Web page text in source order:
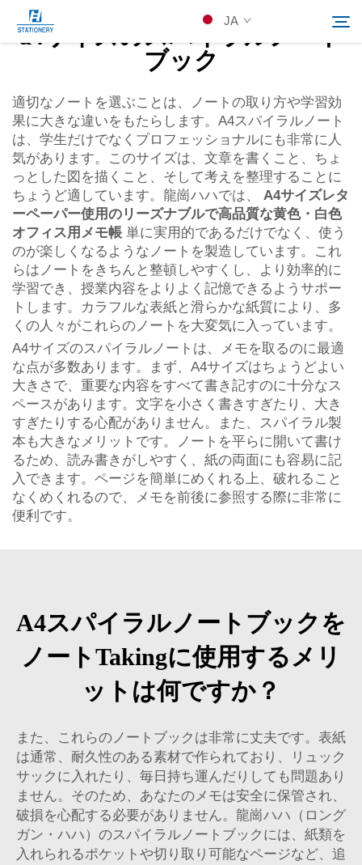
JA
製品
会社概要
カスタムソリューション
リソース
Kontakuto Us
検索
a4サイズのスパイラルノート
ブック
適切なノートを選ぶことは、ノートの取り方や学習効
果に大きな違いをもたらします。A4スパイラルノート
は、学生だけでなくプロフェッショナルにも非常に人
気があります。このサイズは、文章を書くこと、ちょ
っとした図を描くこと、そして考えを整理することに
ちょうど適しています。龍崗ハハでは、 A4サイズレタ
ーペーパー使用のリーズナブルで高品質な黄色・白色
オフィス用メモ帳 単に実用的であるだけでなく、使う
のが楽しくなるようなノートを製造しています。これ
らはノートをきちんと整頓しやすくし、より効率的に
学習でき、授業内容をよりよく記憶できるようサポー
トします。カラフルな表紙と滑らかな紙質により、多
くの人々がこれらのノートを大変気に入っています。
A4サイズのスパイラルノートは、メモを取るのに最適
な点が多数あります。まず、A4サイズはちょうどよい
大きさで、重要な内容をすべて書き記すのに十分なス
ペースがあります。文字を小さく書きすぎたり、大き
すぎたりする心配がありません。また、スパイラル製
本も大きなメリットです。ノートを平らに開いて書け
るため、読み書きがしやすく、紙の両面にも容易に記
入できます。ページを簡単にめくれる上、破れること
なくめくれるので、メモを前後に参照する際に非常に
便利です。
A4スパイラルノートブックを
ノートTakingに使用するメリ
ットは何ですか？
また、これらのノートブックは非常に丈夫です。表紙
は通常、耐久性のある素材で作られており、リュック
サックに入れたり、毎日持ち運んだりしても問題あり
ません。そのため、あなたのメモは安全に保管され、
破損を心配する必要がありません。龍崗ハハ（ロング
ガン・ハハ）のスパイラルノートブックには、紙類を
入れられるポケットや切り取り可能なページなど、追